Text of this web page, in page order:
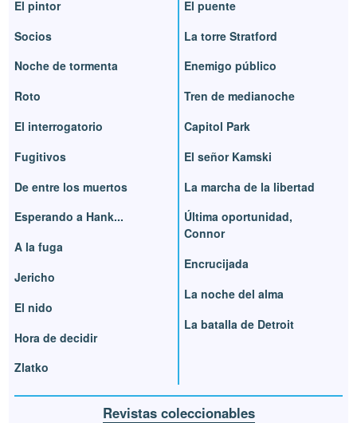
El pintor
Socios
Noche de tormenta
Roto
El interrogatorio
Fugitivos
De entre los muertos
Esperando a Hank...
A la fuga
Jericho
El nido
Hora de decidir
Zlatko
El puente
La torre Stratford
Enemigo público
Tren de medianoche
Capitol Park
El señor Kamski
La marcha de la libertad
Última oportunidad,
Connor
Encrucijada
La noche del alma
La batalla de Detroit
Revistas coleccionables